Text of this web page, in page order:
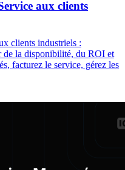
aux clients
clients industriels :
de la disponibilité, du ROI et
facturez le service, gérez les